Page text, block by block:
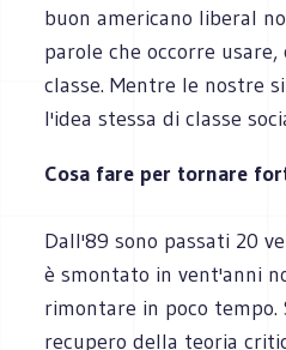
buon americano liberal
parole che occorre
classe. Mentre le nostre
l'idea stessa di classe
Cosa fare per tornare
Dall'89 sono passati 20
è smontato in vent'anni
rimontare in poco tempo.
recupero della teoria